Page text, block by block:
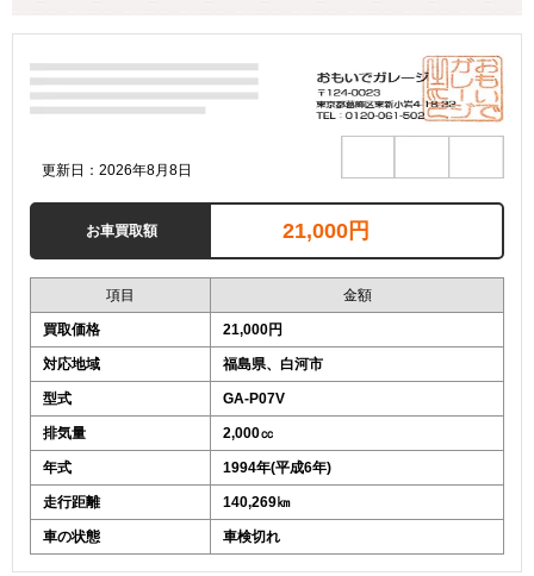
更新日：2026年8月8日
お車買取額 21,000円
項目 金額
買取価格 21,000円
対応地域 福島県、白河市
型式 GA-P07V
排気量 2,000㏄
年式 1994年(平成6年)
走行距離 140,269㎞
車の状態 車検切れ